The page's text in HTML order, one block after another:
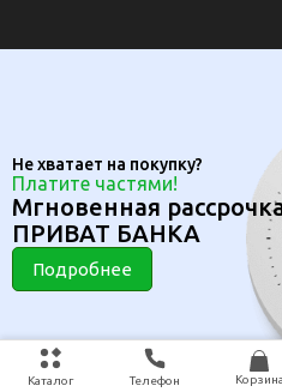
Каталог Телефон Корзина
Не хватает на покупку?
Платите частями!
Мгновенная
ПРИВАТ БАНКА
Подробнее